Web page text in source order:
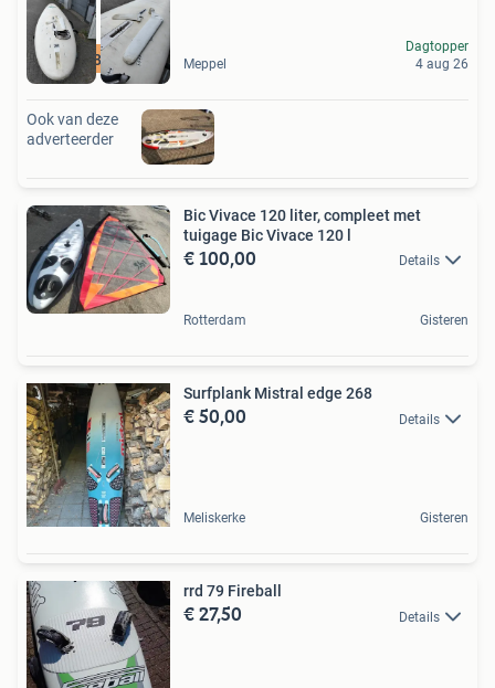
Meppel
Dagtopper
4 aug 26
Ook van deze
adverteerder
Bic Vivace 120 liter, compleet met
tuigage Bic Vivace 120 l
€ 100,00 Details
Rotterdam Gisteren
Surfplank Mistral edge 268
€ 50,00 Details
Meliskerke Gisteren
rrd 79 Fireball
€ 27,50 Details